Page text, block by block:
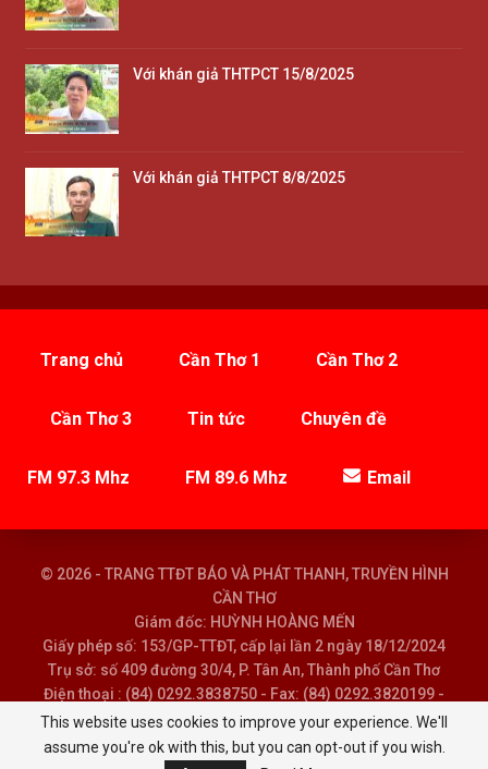
Với khán giả THTPCT 15/8/2025
Với khán giả THTPCT 8/8/2025
Trang chủ Cần Thơ 1 Cần Thơ 2
Cần Thơ 3 Tin tức Chuyên đề
FM 97.3 Mhz FM 89.6 Mhz Email
© 2026 - TRANG TTĐT BÁO VÀ PHÁT THANH, TRUYỀN HÌNH
CẦN THƠ
Giám đốc: HUỲNH HOÀNG MẾN
Giấy phép số: 153/GP-TTĐT, cấp lại lần 2 ngày 18/12/2024
Trụ sở: số 409 đường 30/4, P. Tân An, Thành phố Cần Thơ
Điện thoại : (84) 0292.3838750 - Fax: (84) 0292.3820199 -
Email : baoptth@cantho.gov.vn
This website uses cookies to improve your experience. We'll
assume you're ok with this, but you can opt-out if you wish.